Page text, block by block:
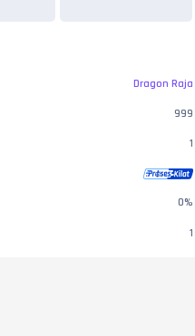
Dragon Raja
999
1
0%
1